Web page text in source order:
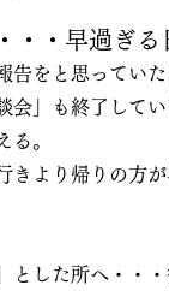
・・早過ぎる
告をと思ってい
会」も終了して
る。
きより帰りの方
とした所へ・・